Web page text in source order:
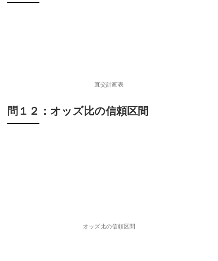
直交計画表
問１２：オッズ比の信頼区間
オッズ比の信頼区間